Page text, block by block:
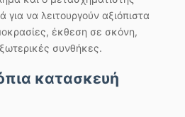
για να λειτουργούν αξιόπιστα
έκθεση σε σκόνη,
συνθήκες.
κατασκευή